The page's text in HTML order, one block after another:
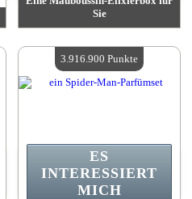
Sie
Verfügbare Menge:4
ES
INTERESSIERT
MICH
3.916.900 Punkte